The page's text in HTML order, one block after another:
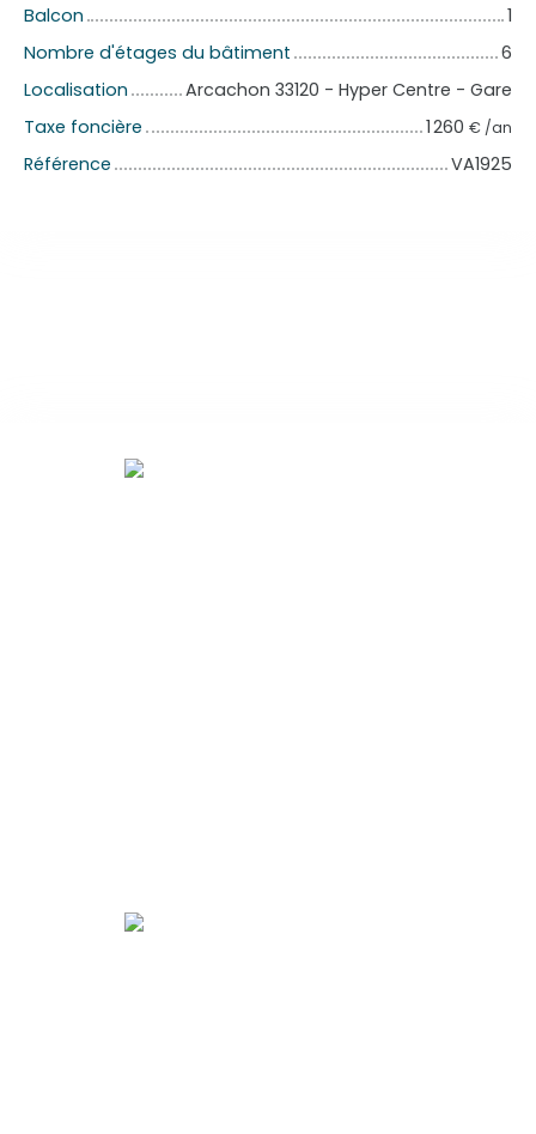
Balcon
1
Nombre d'étages du bâtiment
6
Localisation
Arcachon 33120 - Hyper Centre - Gare
Taxe foncière
1 260 € /an
Référence VA1925